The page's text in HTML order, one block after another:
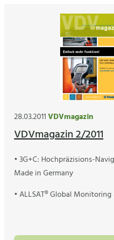
28.03.2011VDVmagazin
VDVmagazin 2/2011
• 3G+C: Hochpräzisions-
Made in Germany
• ALLSAT® Global